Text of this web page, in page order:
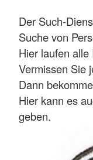
Der Such-
Suche von
Hier laufen
Vermissen Sie
Dann
Hier kann es
geben.